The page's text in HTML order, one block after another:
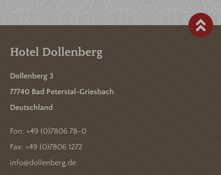
Hotel Dollenberg
Dollenberg 3
77740 Bad Peterstal-Griesbach
Deutschland
Fon: +49 (0)7806 78-0
Fax: +49 (0)7806 1272
info@dollenberg.de